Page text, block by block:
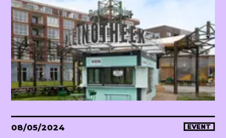
08/05/2024 EVENT